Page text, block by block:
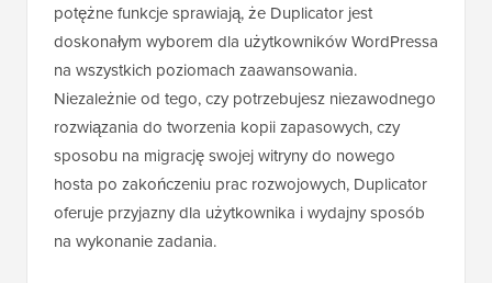
potężne funkcje sprawiają, że Duplicator jest
doskonałym wyborem dla użytkowników WordPressa
na wszystkich poziomach zaawansowania.
Niezależnie od tego, czy potrzebujesz niezawodnego
rozwiązania do tworzenia kopii zapasowych, czy
sposobu na migrację swojej witryny do nowego
hosta po zakończeniu prac rozwojowych, Duplicator
oferuje przyjazny dla użytkownika i wydajny sposób
na wykonanie zadania.